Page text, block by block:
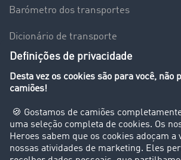
Barómetro dos transportes
Dicionário de transporte
Visão geral da Bolsa de Cargas
Clientes recomendam clientes
Casos de sucesso